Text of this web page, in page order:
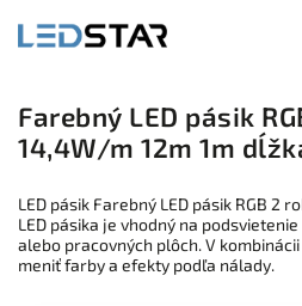
Farebný LED pásik
14,4W/m 12m 1m
LED pásik Farebný LED pásik RGB 2
LED pásika je vhodný na
alebo pracovných plôch. V
meniť farby a efekty podľa nálady.